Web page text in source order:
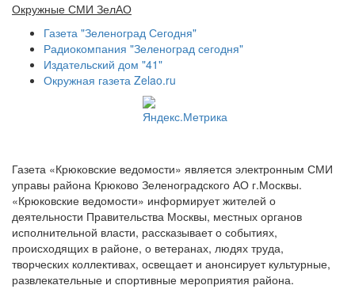
Окружные СМИ ЗелАО
Газета "Зеленоград Сегодня"
Радиокомпания "Зеленоград сегодня"
Издательский дом "41"
Окружная газета Zelao.ru
Газета «Крюковские ведомости» является электронным СМИ
управы района Крюково Зеленоградского АО г.Москвы.
«Крюковские ведомости» информирует жителей о
деятельности Правительства Москвы, местных органов
исполнительной власти, рассказывает о событиях,
происходящих в районе, о ветеранах, людях труда,
творческих коллективах, освещает и анонсирует культурные,
развлекательные и спортивные мероприятия района.